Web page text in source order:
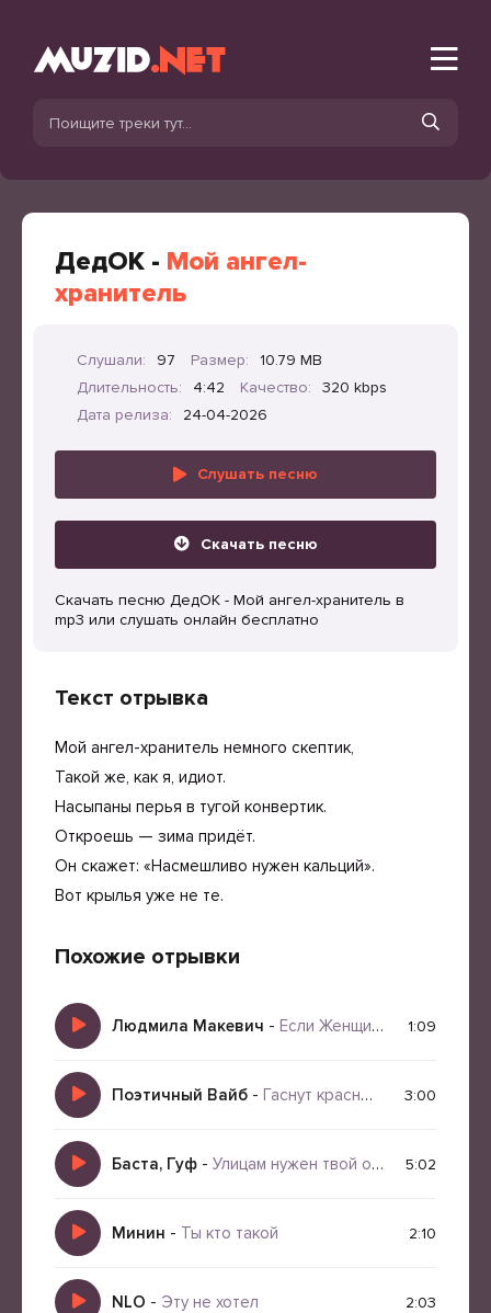
ДедОК - Мой ангел-
хранитель
Слушали: 97 Размер:
10.79 MB
Длительность:
4:42 Качество:
320 kbps
Дата релиза:
24-04-2026
Слушать песню
Скачать песню
Скачать песню ДедОК - Мой ангел-хранитель в
mp3 или слушать онлайн бесплатно
Текст отрывка
Мой ангел-хранитель немного скептик,
Такой же, как я, идиот.
Насыпаны перья в тугой конвертик.
Откроешь — зима придёт.
Он скажет: «Насмешливо нужен кальций».
Вот крылья уже не те.
Похожие отрывки
Людмила Макевич - Если Женщина богиня 1:09
Поэтичный Вайб - Гаснут красные крылья заката (Версия II) 3:00
Баста, Гуф - Улицам нужен твой огонь 5:02
Минин - Ты кто такой 2:10
NLO - Эту не хотел 2:03